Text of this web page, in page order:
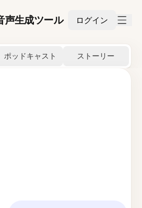
声生成ツール ログイン
ポッドキャスト ストーリー